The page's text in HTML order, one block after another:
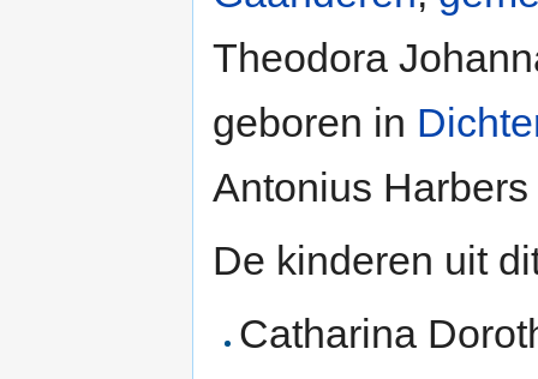
Theodora
geboren in
Antonius
De kinderen uit
Catharina